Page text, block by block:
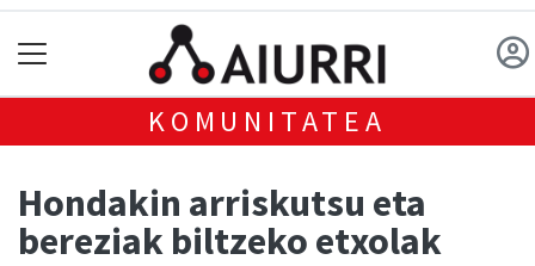
KOMUNITATEA
Hondakin arriskutsu eta
bereziak biltzeko etxolak